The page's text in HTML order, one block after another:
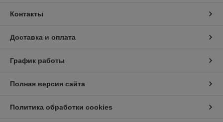
Контакты
Доставка и оплата
График работы
Полная версия сайта
Политика обработки cookies